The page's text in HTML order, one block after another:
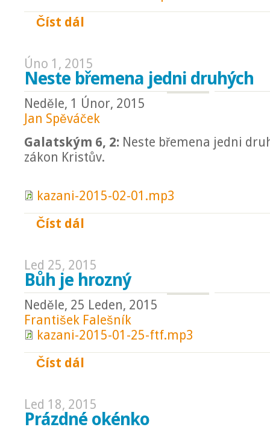
Číst dál
Úno 1, 2015
Neste břemena jedni druhých
Neděle, 1 Únor, 2015
Jan Spěváček
Galatským 6, 2: Neste břemena jedni
zákon Kristův.
kazani-2015-02-01.mp3
Číst dál
Led 25, 2015
Bůh je hrozný
Neděle, 25 Leden, 2015
František Falešník
kazani-2015-01-25-ftf.mp3
Číst dál
Led 18, 2015
Prázdné okénko